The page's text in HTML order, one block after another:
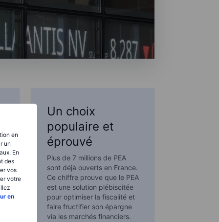
en
un
En
des
vos
votre
en
Un choix
populaire et
éprouvé
Plus de 7 millions de PEA
sont déjà ouverts en France.
Ce chiffre prouve que le PEA
est une solution plébiscitée
pour optimiser la fiscalité et
faire fructifier son épargne
via les marchés financiers.